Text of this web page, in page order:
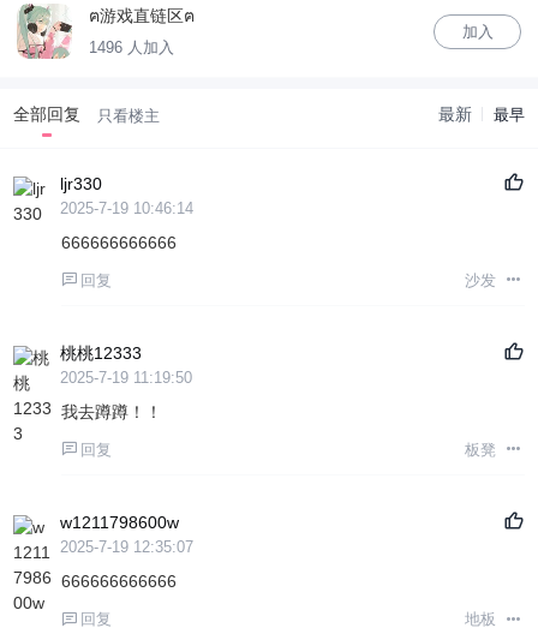
ฅ游戏直链区ฅ
1496 人加入
加入
全部回复 只看楼主 最新 最早
ljr330
2025-7-19 10:46:14
666666666666
回复 沙发
桃桃12333
2025-7-19 11:19:50
我去蹲蹲！！
回复 板凳
w1211798600w
2025-7-19 12:35:07
666666666666
回复 地板